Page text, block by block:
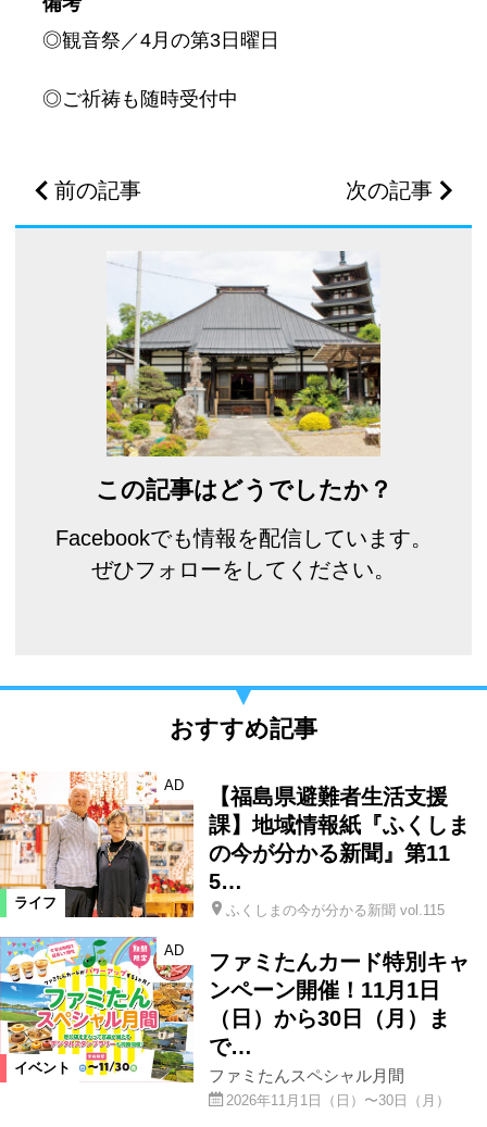
◎観音祭／4月の第3日曜日
◎ご祈祷も随時受付中
前の記事 次の記事
この記事はどうでしたか？
Facebookでも情報を配信しています。
ぜひフォローをしてください。
おすすめ記事
ライフ
AD
【福島県避難者生活支援
課】地域情報紙『ふくしま
の今が分かる新聞』第11
5…
ふくしまの今が分かる新聞 vol.115
イベント
AD
ファミたんカード特別キャ
ンペーン開催！11月1日
（日）から30日（月）ま
で…
ファミたんスペシャル月間
2026年11月1日（日）〜30日（月）